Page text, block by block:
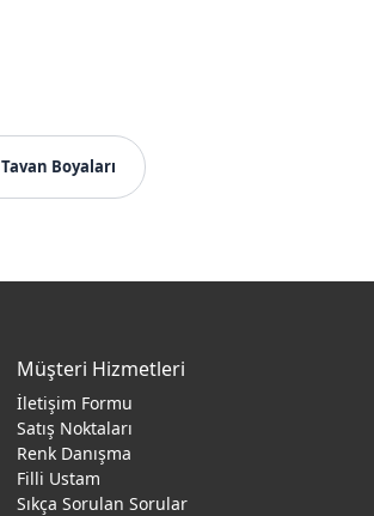
Tavan Boyaları
Müşteri Hizmetleri
İletişim Formu
Satış Noktaları
Renk Danışma
Filli Ustam
Sıkça Sorulan Sorular